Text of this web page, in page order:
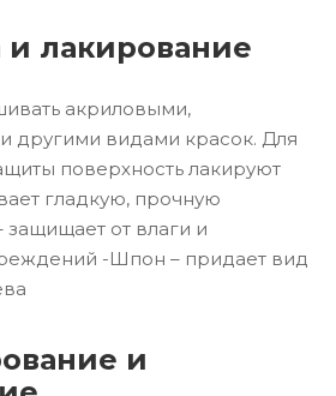
и лакирование
акриловыми,
другими видами красок. Для
поверхность лакируют
гладкую, прочную
защищает от влаги и
-Шпон – придает вид
и